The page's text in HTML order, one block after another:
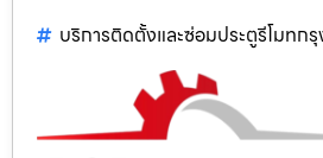
บริการติดตั้งและซ่อมประตูรีโมทก